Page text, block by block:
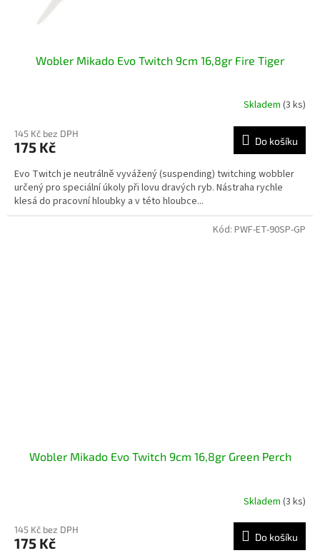
Wobler Mikado Evo Twitch 9cm 16,8gr Fire Tiger
Skladem (3 ks)
145 Kč bez DPH
175 Kč Do košíku
Evo Twitch je neutrálně vyvážený (suspending) twitching wobbler
určený pro speciální úkoly při lovu dravých ryb. Nástraha rychle
klesá do pracovní hloubky a v této hloubce...
Wobler Mikado Evo Twitch 9cm 16,8gr Green Perch
Skladem (3 ks)
145 Kč bez DPH
175 Kč Do košíku
Kód: PWF-ET-90SP-GP